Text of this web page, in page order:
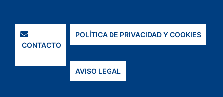
CONTACTO
POLÍTICA DE PRIVACIDAD Y COOKIES
AVISO LEGAL